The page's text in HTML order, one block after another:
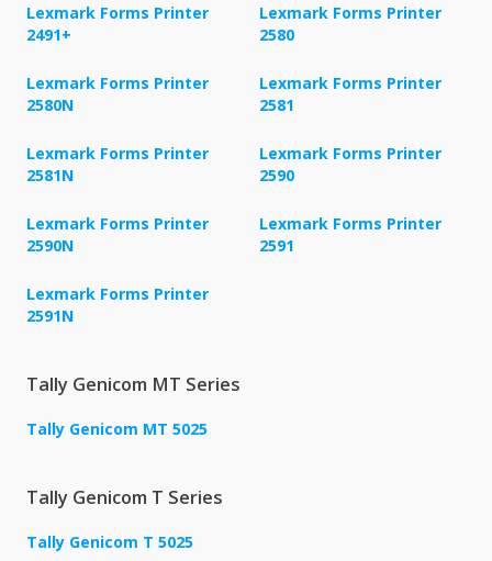
Lexmark Forms Printer
2491+
Lexmark Forms Printer
2580
Lexmark Forms Printer
2580N
Lexmark Forms Printer
2581
Lexmark Forms Printer
2581N
Lexmark Forms Printer
2590
Lexmark Forms Printer
2590N
Lexmark Forms Printer
2591
Lexmark Forms Printer
2591N
Tally Genicom MT Series
Tally Genicom MT 5025
Tally Genicom T Series
Tally Genicom T 5025